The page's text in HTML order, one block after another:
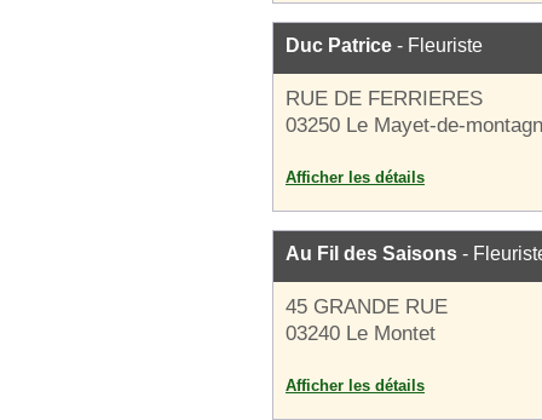
Duc Patrice - Fleuriste
RUE DE FERRIERES
03250 Le Mayet-de-
Afficher les détails
Au Fil des Saisons -
45 GRANDE RUE
03240 Le Montet
Afficher les détails